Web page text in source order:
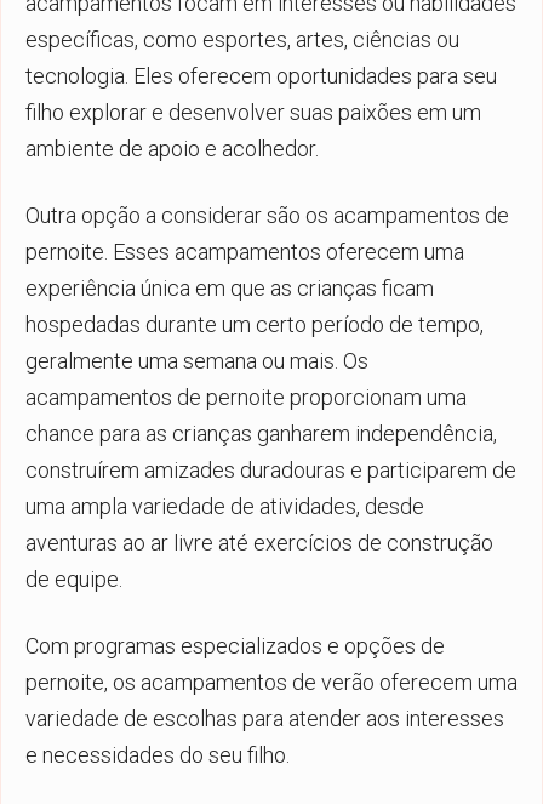
específicas, como esportes, artes, ciências ou
tecnologia. Eles oferecem oportunidades para seu
filho explorar e desenvolver suas paixões em um
ambiente de apoio e acolhedor.
Outra opção a considerar são os acampamentos de
pernoite. Esses acampamentos oferecem uma
experiência única em que as crianças ficam
hospedadas durante um certo período de tempo,
geralmente uma semana ou mais. Os
acampamentos de pernoite proporcionam uma
chance para as crianças ganharem independência,
construírem amizades duradouras e participarem de
uma ampla variedade de atividades, desde
aventuras ao ar livre até exercícios de construção
de equipe.
Com programas especializados e opções de
pernoite, os acampamentos de verão oferecem uma
variedade de escolhas para atender aos interesses
e necessidades do seu filho.